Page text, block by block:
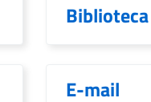
Biblioteca
E-mail